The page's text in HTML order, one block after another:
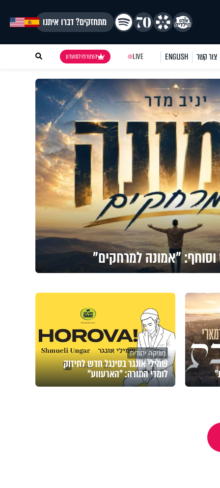
מתחזקים? דברו איתנו
צור קשר ENGLISH
LIVE הצטרפו למועדון
וסוחף: "אמונה למרחקים"
מוזיקה יהודית
שמילי אונגר בסינגל חדש לחיזוק
לומדי התורה: "הארעווע"